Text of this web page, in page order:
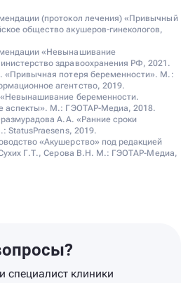
(протокол лечения) «Привычный
общество акушеров-гинекологов,
«Невынашивание
здравоохранения РФ, 2021.
«Привычная потеря беременности». М.:
агентство, 2019.
беременности.
аспекты». М.: ГЭОТАР-Медиа, 2018.
А.А. «Ранние сроки
StatusPraesens, 2019.
«Акушерство» под редакцией
Г.Т., Серова В.Н. М.: ГЭОТАР-Медиа,
специалист клиники